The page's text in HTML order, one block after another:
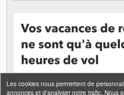
Les cookies nous permettent de
annonces et d'analyser notre trafic. Nous